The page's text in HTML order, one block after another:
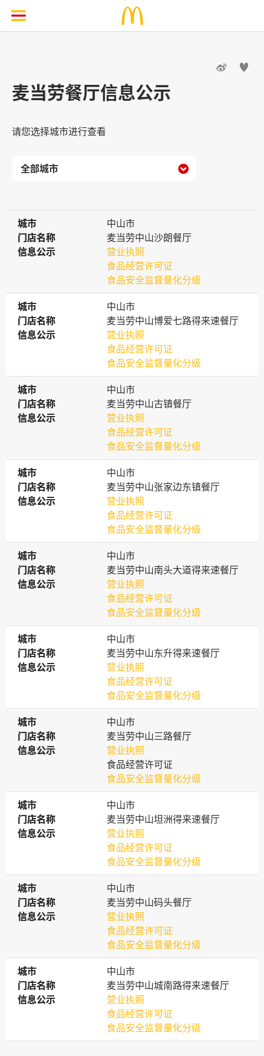
 
麦当劳餐厅信息公示
请您选择城市进行查看

城市
城市
中山市
门店名称
门店名称
麦当劳中山沙朗餐厅
信息公示
信息公示
营业执照
食品经营许可证
食品安全监督量化分级
城市
城市
中山市
门店名称
门店名称
麦当劳中山博爱七路得来速餐厅
信息公示
信息公示
营业执照
食品经营许可证
食品安全监督量化分级
城市
城市
中山市
门店名称
门店名称
麦当劳中山古镇餐厅
信息公示
信息公示
营业执照
食品经营许可证
食品安全监督量化分级
城市
城市
中山市
门店名称
门店名称
麦当劳中山张家边东镇餐厅
信息公示
信息公示
营业执照
食品经营许可证
食品安全监督量化分级
城市
城市
中山市
门店名称
门店名称
麦当劳中山南头大道得来速餐厅
信息公示
信息公示
营业执照
食品经营许可证
食品安全监督量化分级
城市
城市
中山市
门店名称
门店名称
麦当劳中山东升得来速餐厅
信息公示
信息公示
营业执照
食品经营许可证
食品安全监督量化分级
城市
城市
中山市
门店名称
门店名称
麦当劳中山三路餐厅
信息公示
信息公示
营业执照
食品经营许可证
食品安全监督量化分级
城市
城市
中山市
门店名称
门店名称
麦当劳中山坦洲得来速餐厅
信息公示
信息公示
营业执照
食品经营许可证
食品安全监督量化分级
城市
城市
中山市
门店名称
门店名称
麦当劳中山码头餐厅
信息公示
信息公示
营业执照
食品经营许可证
食品安全监督量化分级
城市
城市
中山市
门店名称
门店名称
麦当劳中山城南路得来速餐厅
信息公示
信息公示
营业执照
食品经营许可证
食品安全监督量化分级